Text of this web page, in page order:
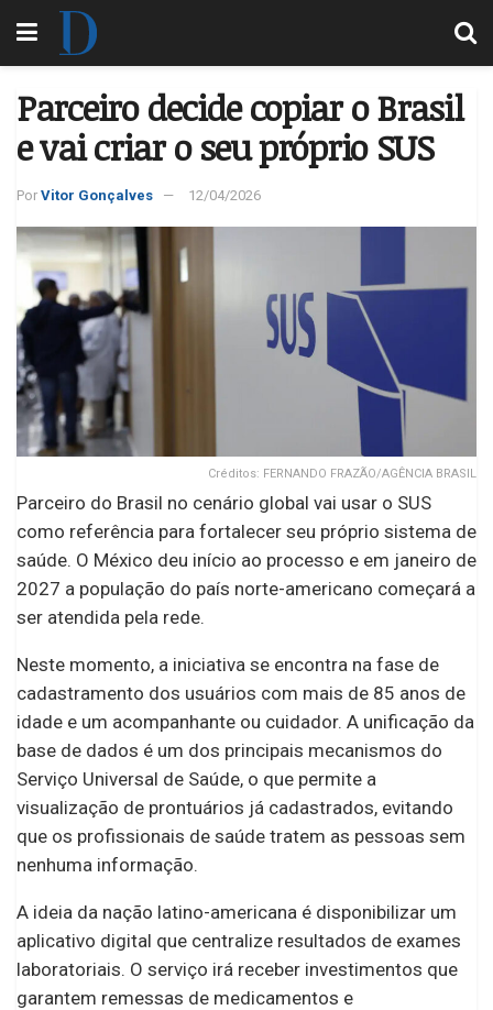
Parceiro decide copiar o Brasil
e vai criar o seu próprio SUS
Por Vitor Gonçalves 12/04/2026
Créditos: FERNANDO FRAZÃO/AGÊNCIA BRASIL
Parceiro do Brasil no cenário global vai usar o SUS
como referência para fortalecer seu próprio sistema de
saúde. O México deu início ao processo e em janeiro de
2027 a população do país norte-americano começará a
ser atendida pela rede.
Neste momento, a iniciativa se encontra na fase de
cadastramento dos usuários com mais de 85 anos de
idade e um acompanhante ou cuidador. A unificação da
base de dados é um dos principais mecanismos do
Serviço Universal de Saúde, o que permite a
visualização de prontuários já cadastrados, evitando
que os profissionais de saúde tratem as pessoas sem
nenhuma informação.
A ideia da nação latino-americana é disponibilizar um
aplicativo digital que centralize resultados de exames
laboratoriais. O serviço irá receber investimentos que
garantem remessas de medicamentos e